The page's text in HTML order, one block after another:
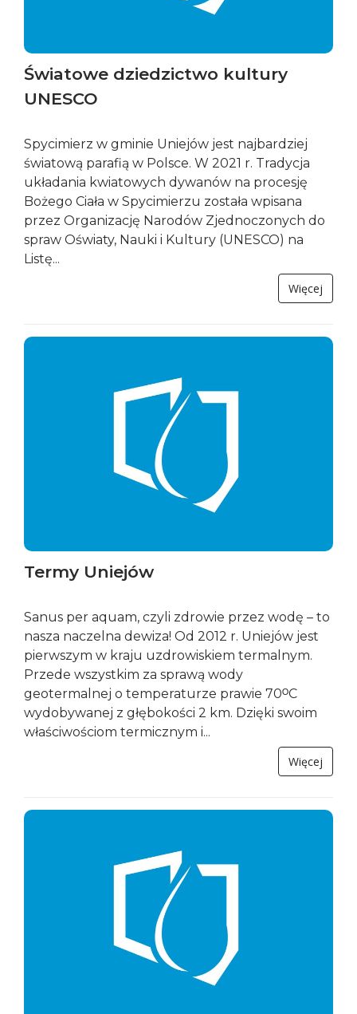
Światowe dziedzictwo kultury
UNESCO
Spycimierz w gminie Uniejów jest najbardziej
światową parafią w Polsce. W 2021 r. Tradycja
układania kwiatowych dywanów na procesję
Bożego Ciała w Spycimierzu została wpisana
przez Organizację Narodów Zjednoczonych do
spraw Oświaty, Nauki i Kultury (UNESCO) na
Listę...
Więcej
Termy Uniejów
Sanus per aquam, czyli zdrowie przez wodę – to
nasza naczelna dewiza! Od 2012 r. Uniejów jest
pierwszym w kraju uzdrowiskiem termalnym.
Przede wszystkim za sprawą wody
geotermalnej o temperaturze prawie 70ᴼC
wydobywanej z głębokości 2 km. Dzięki swoim
właściwościom termicznym i...
Więcej